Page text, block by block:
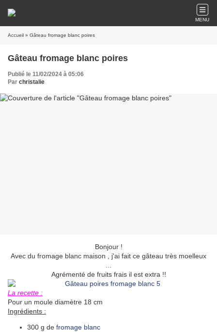
MENU
Accueil » Gâteau fromage blanc poires
Gâteau fromage blanc poires
Publié le 11/02/2024 à 05:06
Par christalie
Bonjour !
Avec du fromage blanc maison , j'ai fait ce gâteau très moelleux
Agrémenté de fruits frais il est extra !!
La recette :
Pour un moule diamètre 18 cm
Ingrédients :
300 g de fromage blanc